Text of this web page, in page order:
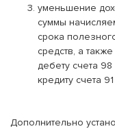
уменьшение
суммы
срока
средств, а
дебету счета
кредиту счета
Дополнительно